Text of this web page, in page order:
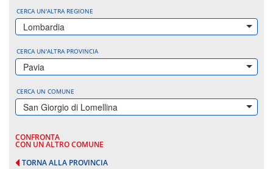
CERCA UN'ALTRA REGIONE
Lombardia
CERCA UN'ALTRA PROVINCIA
Pavia
CERCA UN COMUNE
San Giorgio di Lomellina
CONFRONTA
CON UN ALTRO COMUNE
TORNA ALLA PROVINCIA